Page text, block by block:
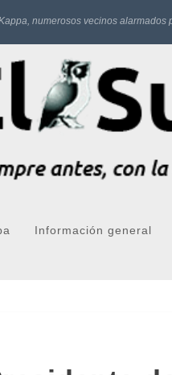
numerosos vecinos alarmados
Información general